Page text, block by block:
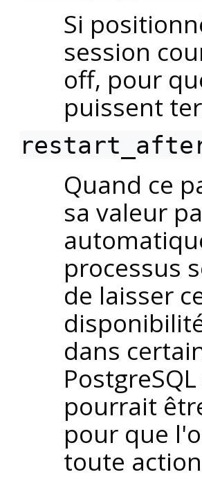
Si
session
off, pour
puissent
Quand ce
sa valeur
processus
de laisser
dans
PostgreSQL
pourrait
pour que
toute